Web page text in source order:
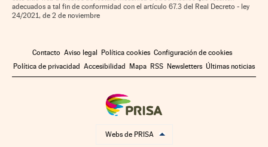
adecuados a tal fin de conformidad con el artículo 67.3 del Real Decreto - ley
24/2021, de 2 de noviembre
Contacto Aviso legal Política cookies Configuración de cookies
Política de privacidad Accesibilidad Mapa RSS Newsletters Últimas noticias
Webs de PRISA